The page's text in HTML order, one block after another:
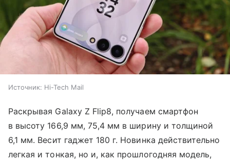
Источник: Hi-Tech Mail
Раскрывая Galaxy Z Flip8, получаем смартфон
в высоту 166,9 мм, 75,4 мм в ширину и толщиной
6,1 мм. Весит гаджет 180 г. Новинка действительно
легкая и тонкая, но и, как прошлогодняя модель,